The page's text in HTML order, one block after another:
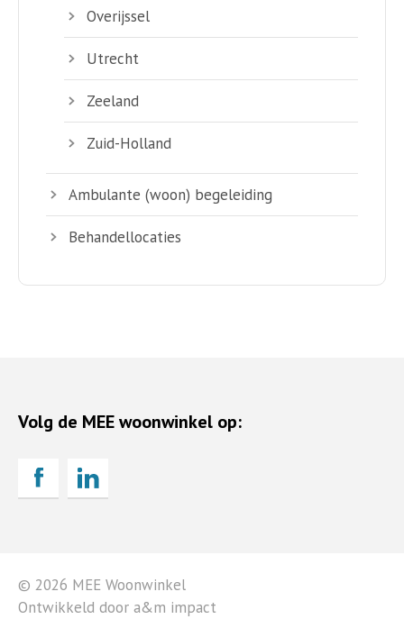
Overijssel
Utrecht
Zeeland
Zuid-Holland
Ambulante (woon) begeleiding
Behandellocaties
Volg de MEE woonwinkel op:
© 2026 MEE Woonwinkel
Ontwikkeld door a&m impact